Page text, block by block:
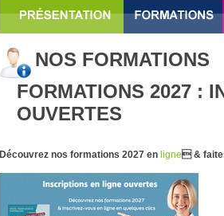
NOS FORMATIONS
FORMATIONS 2027 :
OUVERTES
Découvrez nos formations 2027 en ligne &